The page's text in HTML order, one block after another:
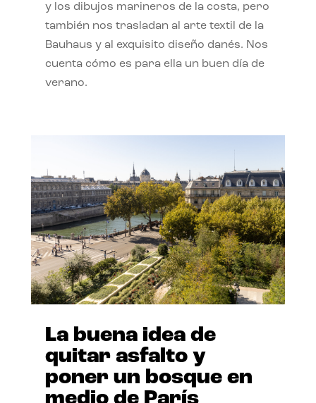
y los dibujos marineros de la costa, pero
también nos trasladan al arte textil de la
Bauhaus y al exquisito diseño danés. Nos
cuenta cómo es para ella un buen día de
verano.
La buena idea de
quitar asfalto y
poner un bosque en